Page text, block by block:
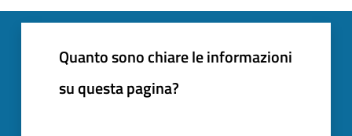
Quanto sono chiare le informazioni
su questa pagina?